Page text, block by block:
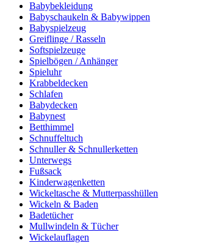
Babybekleidung
Babyschaukeln & Babywippen
Babyspielzeug
Greiflinge / Rasseln
Softspielzeuge
Spielbögen / Anhänger
Spieluhr
Krabbeldecken
Schlafen
Babydecken
Babynest
Betthimmel
Schnuffeltuch
Schnuller & Schnullerketten
Unterwegs
Fußsack
Kinderwagenketten
Wickeltasche & Mutterpasshüllen
Wickeln & Baden
Badetücher
Mullwindeln & Tücher
Wickelauflagen